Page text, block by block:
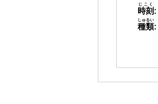
時刻
じこく
:
種類
しゅるい
: